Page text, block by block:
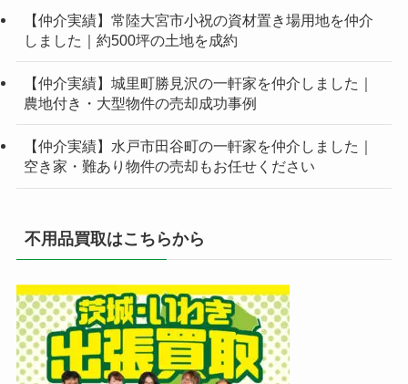
【仲介実績】常陸大宮市小祝の資材置き場用地を仲介
しました｜約500坪の土地を成約
【仲介実績】城里町勝見沢の一軒家を仲介しました｜
農地付き・大型物件の売却成功事例
【仲介実績】水戸市田谷町の一軒家を仲介しました｜
空き家・難あり物件の売却もお任せください
不用品買取はこちらから